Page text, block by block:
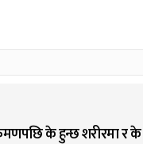
के हुन्छ शरीरमा र के